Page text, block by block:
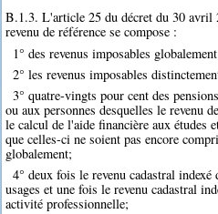
B.1.3. L'article 25 du décret du 30
revenu de référence se compose :
1° des revenus imposables
2° les revenus imposables
3° quatre-vingts pour cent des
ou aux personnes desquelles le revenu
le calcul de l'aide financière aux études
que celles-ci ne soient pas encore
globalement;
4° deux fois le revenu cadastral
usages et une fois le revenu cadastral
activité professionnelle;